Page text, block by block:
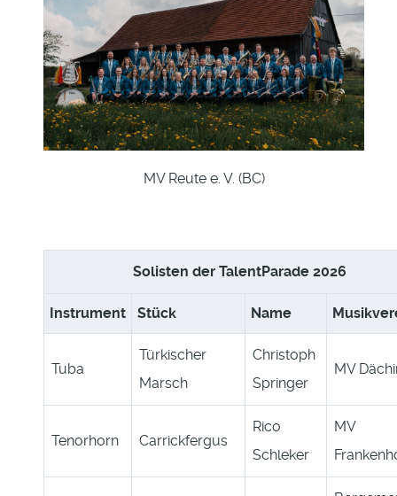
MV Reute e. V. (BC)
Solisten der TalentParade 2026
Instrument Stück Name
Tuba
Türkischer
Marsch
Christoph
Springer
MV
Tenorhorn Carrickfergus
Rico
Schleker
MV